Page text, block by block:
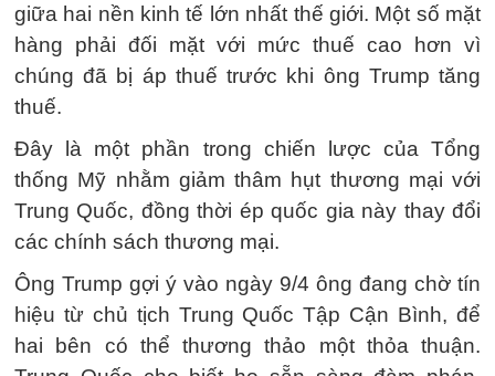
giữa hai nền kinh tế lớn nhất thế giới. Một số mặt
hàng phải đối mặt với mức thuế cao hơn vì
chúng đã bị áp thuế trước khi ông Trump tăng
thuế.
Đây là một phần trong chiến lược của Tổng
thống Mỹ nhằm giảm thâm hụt thương mại với
Trung Quốc, đồng thời ép quốc gia này thay đổi
các chính sách thương mại.
Ông Trump gợi ý vào ngày 9/4 ông đang chờ tín
hiệu từ chủ tịch Trung Quốc Tập Cận Bình, để
hai bên có thể thương thảo một thỏa thuận.